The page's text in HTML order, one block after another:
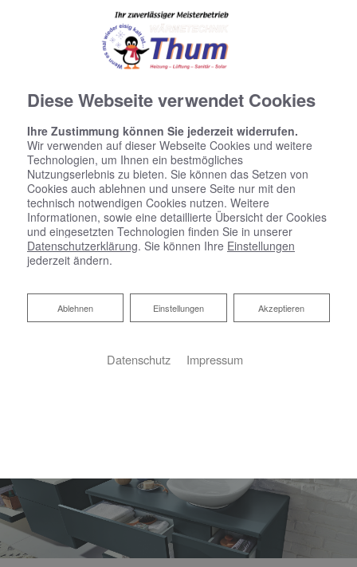
Diese Webseite verwendet Cookies
Ihre Zustimmung können Sie jederzeit widerrufen.
Wir verwenden auf dieser Webseite Cookies und weitere
Technologien, um Ihnen ein bestmögliches
Nutzungserlebnis zu bieten. Sie können das Setzen von
Cookies auch ablehnen und unsere Seite nur mit den
technisch notwendigen Cookies nutzen. Weitere
Informationen, sowie eine detaillierte Übersicht der Cookies
und eingesetzten Technologien finden Sie in unserer
Datenschutzerklärung. Sie können Ihre Einstellungen
jederzeit ändern.
Akzeptieren
Einstellungen
Ablehnen
Ablehnen
Datenschutz Impressum